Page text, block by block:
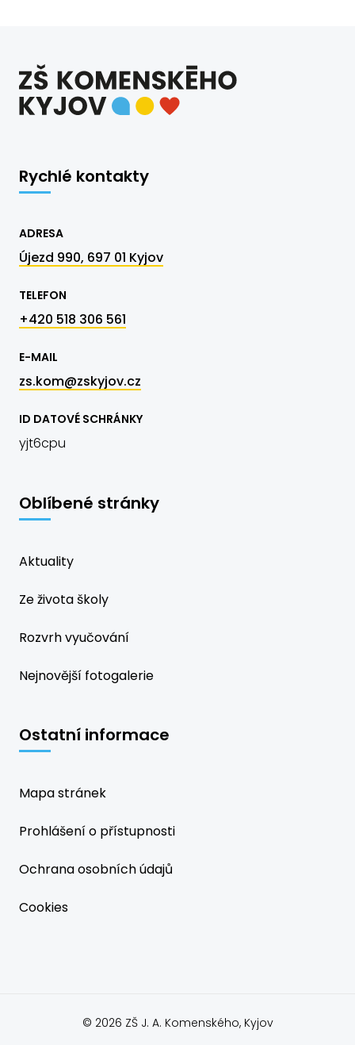
Rychlé kontakty
ADRESA
Újezd 990, 697 01 Kyjov
TELEFON
+420 518 306 561
E-MAIL
zs.kom@zskyjov.cz
ID DATOVÉ SCHRÁNKY
yjt6cpu
Oblíbené stránky
Aktuality
Ze života školy
Rozvrh vyučování
Nejnovější fotogalerie
Ostatní informace
Mapa stránek
Prohlášení o přístupnosti
Ochrana osobních údajů
Cookies
© 2026 ZŠ J. A. Komenského, Kyjov